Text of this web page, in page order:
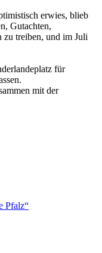
erwies, blieb
Gutachten,
zu treiben, und im Juli
für
mit der
Pfalz“